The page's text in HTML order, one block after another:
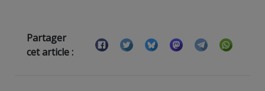
Partager
cet article :